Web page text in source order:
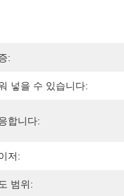
:
넣을 수 있습니다:
합니다:
저:
범위: